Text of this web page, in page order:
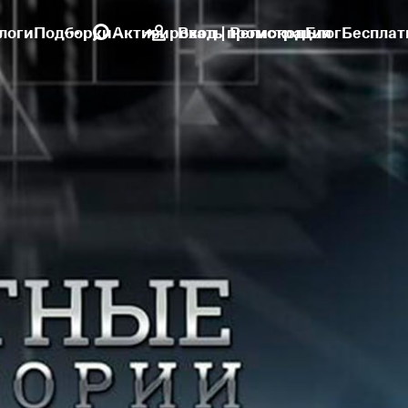
ПодборкиАктивировать промокодБлог
Вход | Регистрация